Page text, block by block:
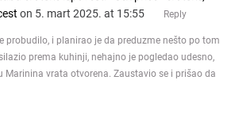
on 5. mart 2025. at 15:55 Reply
probudilo, i planirao je da preduzme nešto po tom
prema kuhinji, nehajno je pogledao udesno,
Marinina vrata otvorena. Zaustavio se i prišao da